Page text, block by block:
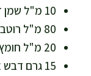
10 מ"ל שמן זית (כ-2 כפיות) – מעט שומן איכותי
80 מ"ל רוטב חריף בסגנון פרנק (או רוטב חריף נקי מסוכר) – בסיס הבאפלוט
20 מ"ל חומץ תפוחים (כ-1 כף) – חומציות שמקפיצה טעם
15 גרם דבש או מייפל (כ-1 כף) – אופציונלי, לאיזון חריפות